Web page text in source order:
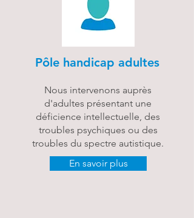
Pôle handicap adultes
Nous intervenons auprès
d'adultes présentant une
déficience intellectuelle, des
troubles psychiques ou des
troubles du spectre autistique.
En savoir plus